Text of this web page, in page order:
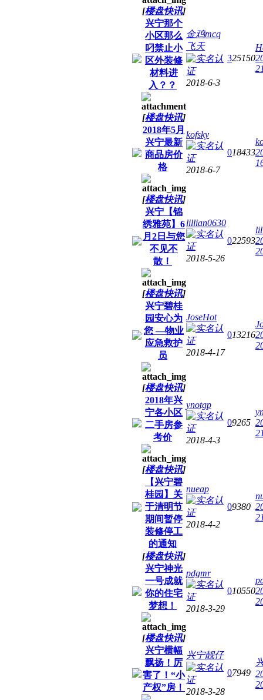
[楼盘快讯]
兴宁那个
小区那么
叼禁止小
区外装修
材料进
入？？
金鸡mcq
飞天
2018-6-3
325150
[楼盘快讯]
2018年5月
兴宁最新
商品房价
格
kofsky
2018-6-7
018433
[楼盘快讯]
兴宁【锦
绣雅苑】6
月2日与您
不见不
散！
lillian0630
2018-5-26
022593
[楼盘快讯]
兴宁碧桂
园安心为
您 —物业
应急救护
员
JoseHot
2018-4-17
013216
[楼盘快讯]
2018年兴
宁各小区
二手房参
考价
ynotgp
2018-4-3
09265
[楼盘快讯]
【兴宁碧
桂园】关
于清明节
期间暂停
装修停工
的通知
nueap
2018-4-2
09380
[楼盘快讯]
兴宁神光
一号成就
你的住宅
梦想！
pdgmr
2018-3-29
010550
[楼盘快讯]
兴宁横幅
飘扬！厉
害了！“小
产权”房！
兴宁靓仔
2018-3-28
07949